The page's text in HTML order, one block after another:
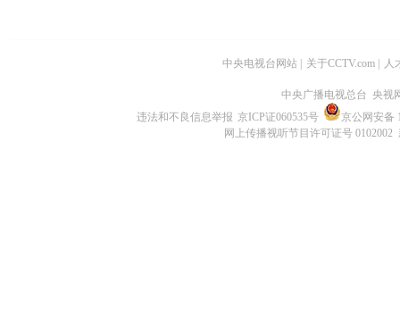
中央电视台网站 | 关于CCTV.com | 人
中央广播电视总台 央视
违法和不良信息举报 京ICP证060535号
京公网安备
网上传播视听节目许可证号 0102002